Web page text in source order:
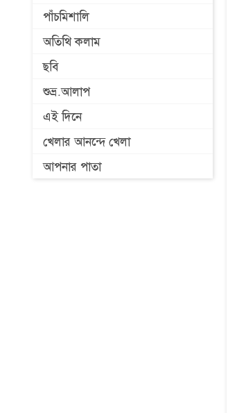
পাঁচমিশালি
অতিথি কলাম
ছবি
শুভ্র.আলাপ
এই দিনে
খেলার আনন্দে খেলা
আপনার পাতা